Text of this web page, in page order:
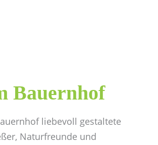
Bauernhof
liebevoll gestaltete
Naturfreunde und